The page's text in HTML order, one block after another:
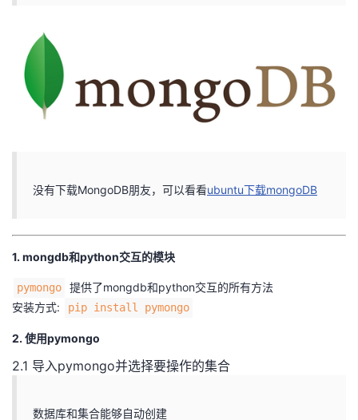
发
者
坛
圈
的
播
我
活
的
我
没有下载MongoDB朋友，可以看看ubuntu下载mongoDB
1. mongdb和python交互的模块
pymongo
提供了mongdb和python交互的所有方法
安装方式:
pip install pymongo
2. 使用pymongo
2.1 导入pymongo并选择要操作的集合
数据库和集合能够自动创建